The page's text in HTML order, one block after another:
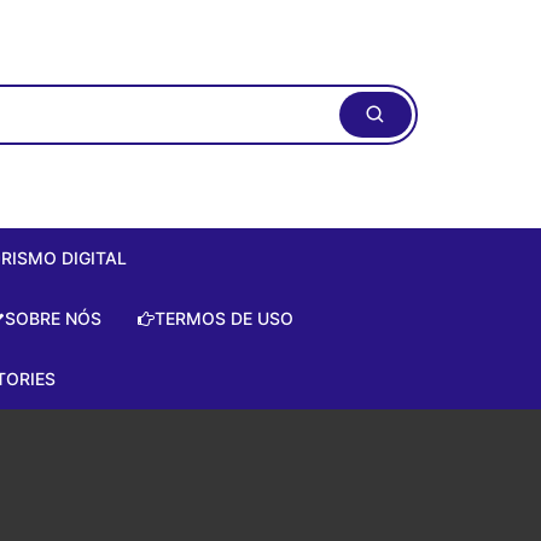
DIGITAL
Digital:
SOBRE NÓS TERMOS DE USO